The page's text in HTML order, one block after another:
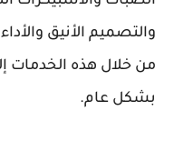
والتصميم الأنيق
من خلال هذه الخدمات
بشكل عام.